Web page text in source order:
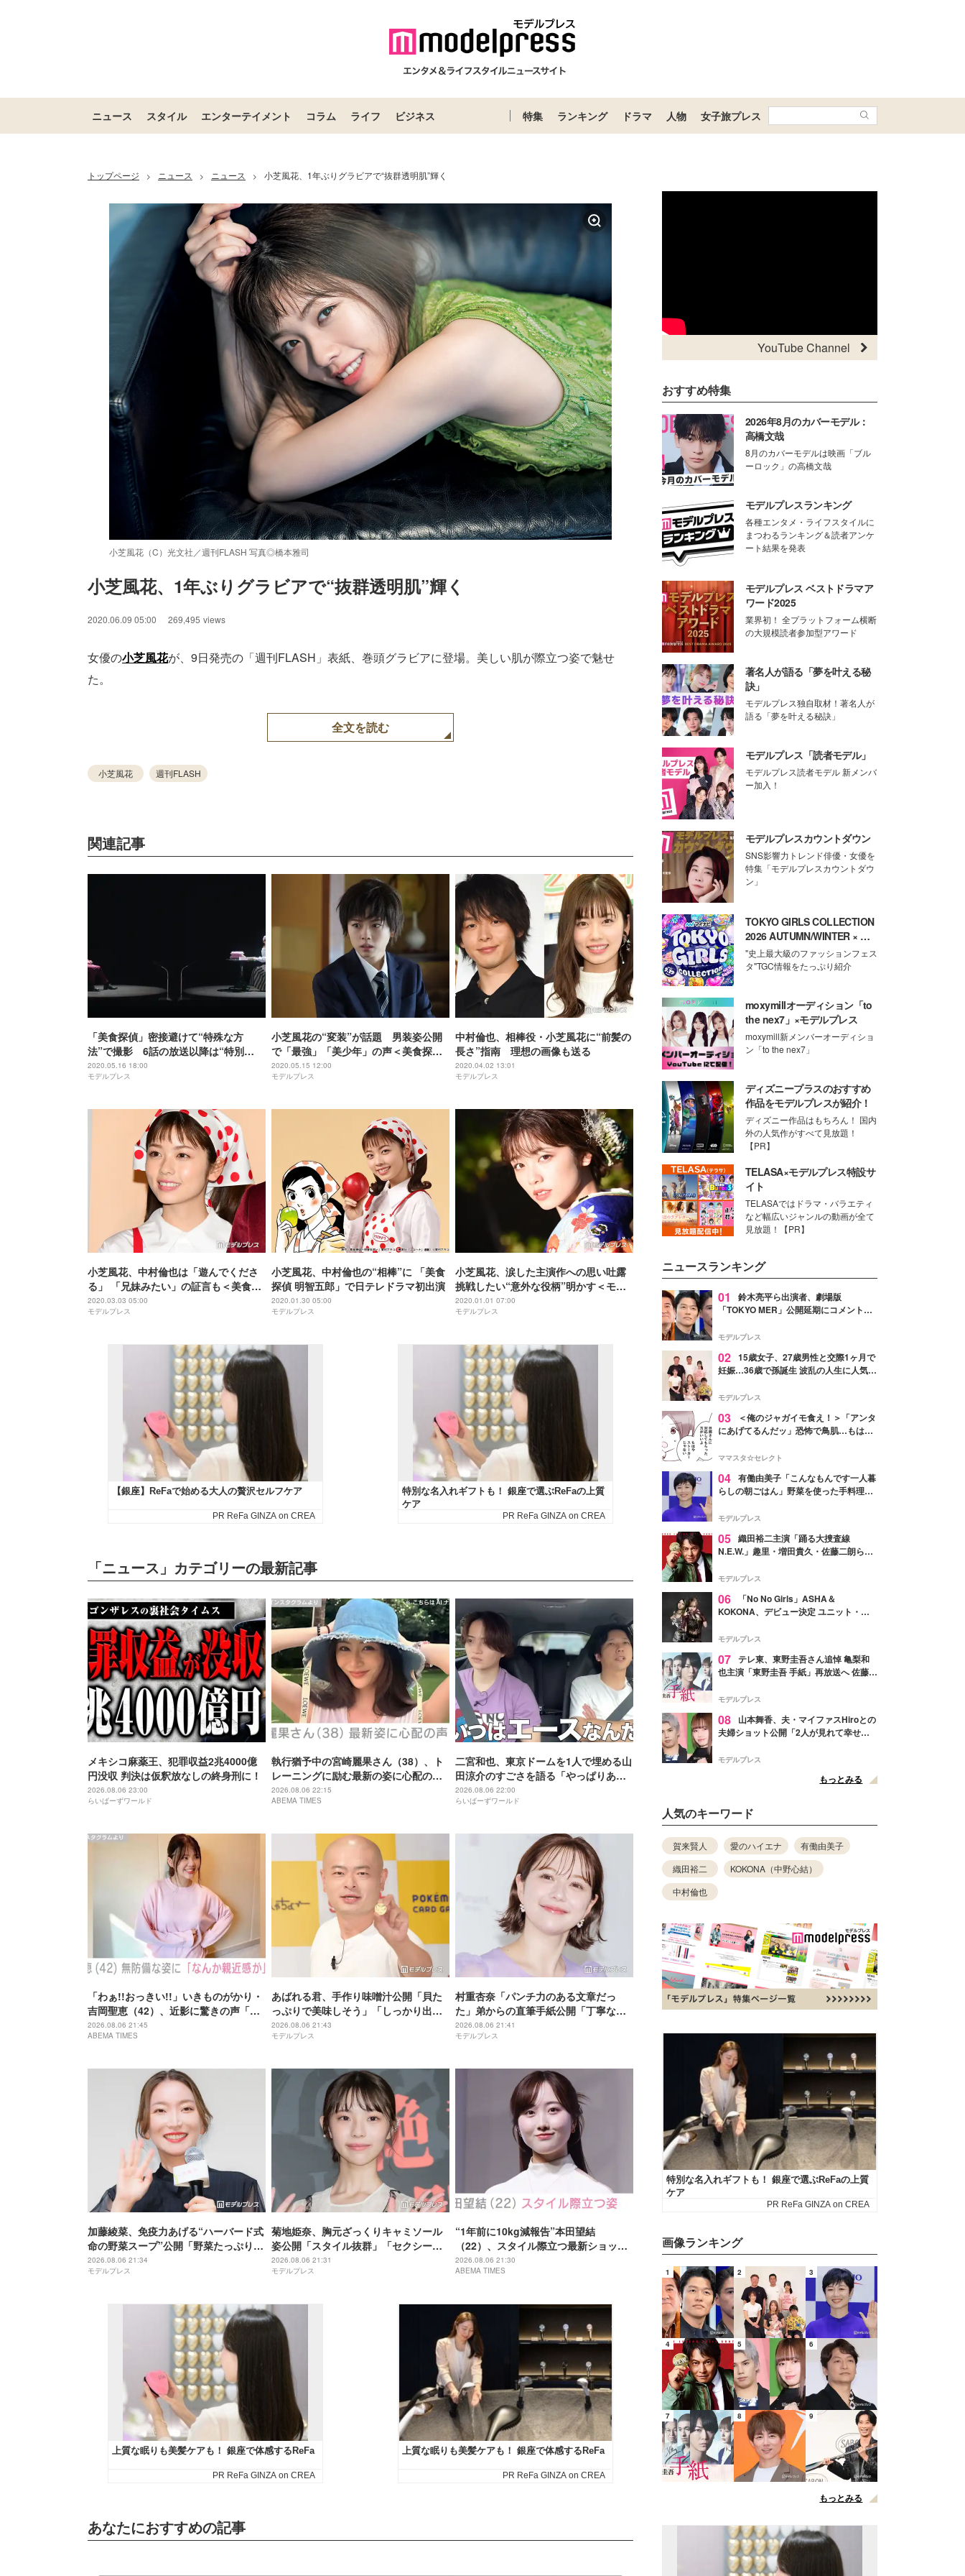
ニュース スタイル エンターテイメント コラム ライフ ビジネス 特集 ランキング ドラマ 人物 女子旅プレス
トップページ > ニュース > ニュース > 小芝風花、1年ぶりグラビアで“抜群透明肌”輝く
小芝風花（C）光文社／週刊FLASH 写真◎橋本雅司
小芝風花、1年ぶりグラビアで“抜群透明肌”輝く
2020.06.09 05:00 269,495 views
女優の小芝風花が、9日発売の「週刊FLASH」表紙、巻頭グラビアに登場。美しい肌が際立つ姿で魅せ
た。
全文を読む
小芝風花 週刊FLASH
関連記事
「美食探偵」密接避けて“特殊な方
法”で撮影 6話の放送以降は“特別
編”へ
2020.05.16 18:00
モデルプレス
小芝風花の“変装”が話題 男装姿公開
で「最強」「美少年」の声＜美食探偵
＞
2020.05.15 12:00
モデルプレス
中村倫也、相棒役・小芝風花に“前髪の
長さ”指南 理想の画像も送る
2020.04.02 13:01
モデルプレス
小芝風花、中村倫也は「遊んでくださ
る」 「兄妹みたい」の証言も＜美食探
偵 明智五郎＞
2020.03.03 05:00
モデルプレス
小芝風花、中村倫也の“相棒”に 「美食
探偵 明智五郎」で日テレドラマ初出演
2020.01.30 05:00
モデルプレス
小芝風花、涙した主演作への思い吐露
挑戦したい“意外な役柄”明かす＜モデ
ルプレスインタビュー＞
2020.01.01 07:00
モデルプレス
「ニュース」カテゴリーの最新記事
メキシコ麻薬王、犯罪収益2兆4000億
円没収 判決は仮釈放なしの終身刑に！
2026.08.06 23:00
らいばーずワールド
執行猶予中の宮崎麗果さん（38）、ト
レーニングに励む最新の姿に心配の声
「痩せ過ぎ」「なんだか痛々しい…」
2026.08.06 22:15
ABEMA TIMES
二宮和也、東京ドームを1人で埋める山
田涼介のすごさを語る「やっぱりあい
つはエース」
2026.08.06 22:00
らいばーずワールド
「わぁ!!おっきい!!」いきものがかり・
吉岡聖恵（42）、近影に驚きの声「な
にこれ…大好き」「なんか親近感が」
2026.08.06 21:45
ABEMA TIMES
あばれる君、手作り味噌汁公開「貝た
っぷりで美味しそう」「しっかり出汁
が出てそう」の声
2026.08.06 21:43
モデルプレス
村重杏奈「パンチ力のある文章だっ
た」弟からの直筆手紙公開「丁寧な
字」「読みやすい」と反響
2026.08.06 21:41
モデルプレス
加藤綾菜、免疫力あげる“ハーバード式
命の野菜スープ”公開「野菜たっぷりで
美味しそう」「栄養満点ですね」と反
響
2026.08.06 21:34
モデルプレス
菊地姫奈、胸元ざっくりキャミソール
姿公開「スタイル抜群」「セクシーす
ぎる」と話題
2026.08.06 21:31
モデルプレス
“1年前に10kg減報告”本田望結
（22）、スタイル際立つ最新ショット
に反響「痩せた？」「ミトちゃんに似
てきた」
2026.08.06 21:30
ABEMA TIMES
あなたにおすすめの記事
YouTube Channel
おすすめ特集
2026年8月のカバーモデル：
高橋文哉
8月のカバーモデルは映画「ブル
ーロック」の高橋文哉
モデルプレスランキング
各種エンタメ・ライフスタイルに
まつわるランキング＆読者アンケ
ート結果を発表
モデルプレス ベストドラマア
ワード2025
業界初！ 全プラットフォーム横断
の大規模読者参加型アワード
著名人が語る「夢を叶える秘
訣」
モデルプレス独自取材！著名人が
語る「夢を叶える秘訣」
モデルプレス「読者モデル」
モデルプレス読者モデル 新メンバ
ー加入！
モデルプレスカウントダウン
SNS影響力トレンド俳優・女優を
特集「モデルプレスカウントダウ
ン」
TOKYO GIRLS COLLECTION
2026 AUTUMN/WINTER × モ
デルプレス
"史上最大級のファッションフェス
タ"TGC情報をたっぷり紹介
moxymillオーディション「to
the nex7」×モデルプレス
moxymill新メンバーオーディショ
ン「to the nex7」
ディズニープラスのおすすめ
作品をモデルプレスが紹介！
ディズニー作品はもちろん！ 国内
外の人気作がすべて見放題！
【PR】
TELASA×モデルプレス特設サ
イト
TELASAではドラマ・バラエティ
など幅広いジャンルの動画が全て
見放題！【PR】
ニュースランキング
01
鈴木亮平ら出演者、劇場版
「TOKYO MER」公開延期にコメント
最大の敬意とエールを」
モデルプレス
02 15歳女子、27歳男性と交際1ヶ月で
妊娠…36歳で孫誕生 波乱の人生に人気タ
よ！」
モデルプレス
03
＜俺のジャガイモ食え！＞「アンタ
にあげてるんだッ」恐怖で鳥肌…もはや
ママスタ☆セレクト
04 有働由美子「こんなもんです一人暮
らしの朝ごはん」野菜を使った手料理公
そう」と反響
モデルプレス
05 織田裕二主演「踊る大捜査線
N.E.W.」趣里・増田貴久・佐藤二朗ら新
徴する“謎のキーワード”も
モデルプレス
06
「No No Girls」ASHA＆
KOKONA、デビュー決定 ユニット・
リリースへ
モデルプレス
07 テレ東、東野圭吾さん追悼 亀梨和
也主演「東野圭吾 手紙」再放送へ 佐藤隆
モデルプレス
08
山本舞香、夫・マイファスHiroとの
夫婦ショット公開「2人が見れて幸せ」
モデルプレス
もっとみる
人気のキーワード
賀来賢人 愛のハイエナ
有働由美子
織田裕二
KOKONA（中野心結）
中村倫也
画像ランキング
1 2 3
4 5 6
7 8 9
もっとみる